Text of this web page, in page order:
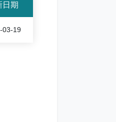
日期
03-19